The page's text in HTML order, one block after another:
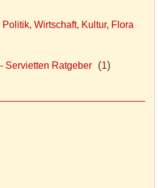
Wirtschaft, Kultur, Flora
Servietten Ratgeber (1)